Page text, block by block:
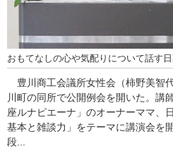
おもてなしの心や気配りについて話す
豊川商工会議所女性会（柿野美智
川町の同所で公開例会を開いた。講
座ルナピエーナ」のオーナーママ、
基本と雑談力」をテーマに講演会
段...